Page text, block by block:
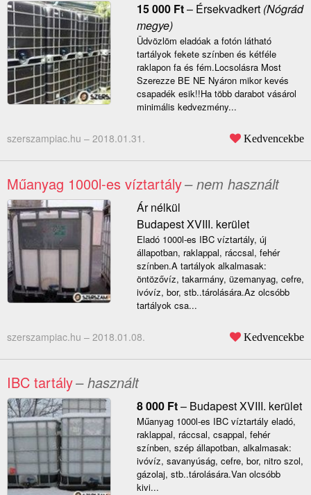
15 000 Ft– Érsekvadkert(Nógrád
megye)
Üdvözlöm eladóak a fotón látható
tartályok fekete színben és kétféle
raklapon fa és fém.Locsolásra Most
Szerezze BE NE Nyáron mikor kevés
csapadék esik!!Ha több darabot vásárol
minimális kedvezmény...
szerszampiac.hu – 2018.01.31. Kedvencekbe
Műanyag 1000l-es víztartály– nem használt
Ár nélkül
Budapest XVIII. kerület
Eladó 1000l-es IBC víztartály, új
állapotban, raklappal, ráccsal, fehér
színben.A tartályok alkalmasak:
öntözővíz, takarmány, üzemanyag, cefre,
ivóvíz, bor, stb..tárolására.Az olcsóbb
tartályok csa...
szerszampiac.hu – 2018.01.08. Kedvencekbe
IBC tartály– használt
8 000 Ft– Budapest XVIII. kerület
Műanyag 1000l-es IBC víztartály eladó,
raklappal, ráccsal, csappal, fehér
színben, szép állapotban, alkalmasak:
ivóvíz, savanyúság, cefre, bor, nitro szol,
gázolaj, stb..tárolására.Van olcsóbb
kivi...